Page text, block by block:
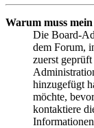
Warum muss
Die Board-
dem Forum,
zuerst
hinzugefügt
möchte,
kontaktiere